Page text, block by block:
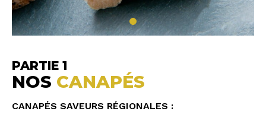
PARTIE 1
NOS CANAPÉS
CANAPÉS SAVEURS RÉGIONALES :